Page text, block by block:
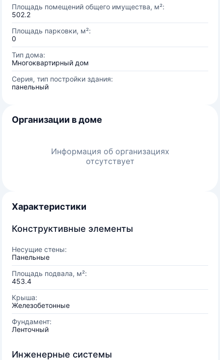
Площадь помещений общего имущества, м²:
502.2
Площадь парковки, м²:
0
Тип дома:
Многоквартирный дом
Серия, тип постройки здания:
панельный
Организации в доме
Информация об организациях
отсутствует
Характеристики
Конструктивные элементы
Несущие стены:
Панельные
Площадь подвала, м²:
453.4
Крыша:
Железобетонные
Фундамент:
Ленточный
Инженерные системы